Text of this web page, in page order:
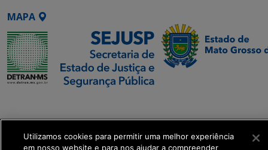
MAPA
Executiva de
Transformação Digital
Utilizamos cookies para permitir uma melhor experiência
em nosso website e para nos ajudar a compreender